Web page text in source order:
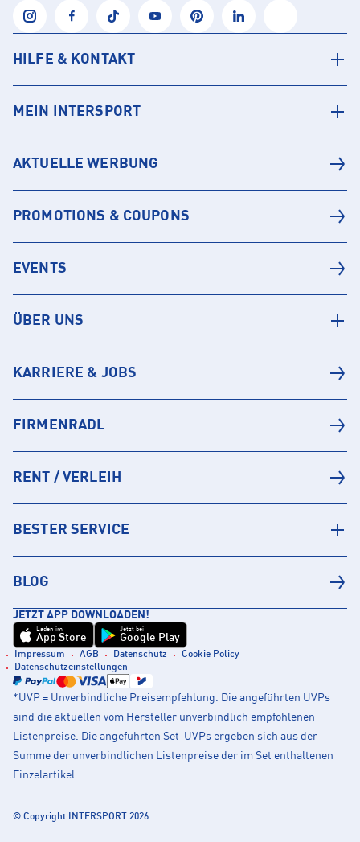
HILFE & KONTAKT
MEIN INTERSPORT
AKTUELLE WERBUNG
PROMOTIONS & COUPONS
EVENTS
ÜBER UNS
KARRIERE & JOBS
FIRMENRADL
RENT / VERLEIH
BESTER SERVICE
BLOG
JETZT APP DOWNLOADEN!
Laden im
App Store
Jetzt bei
Google Play
Impressum AGB Datenschutz
Cookie Policy
Datenschutzeinstellungen
*UVP = Unverbindliche Preisempfehlung. Die angeführten UVPs
sind die aktuellen vom Hersteller unverbindlich empfohlenen
Listenpreise. Die angeführten Set-UVPs ergeben sich aus der
Summe der unverbindlichen Listenpreise der im Set enthaltenen
Einzelartikel.
© Copyright INTERSPORT 2026